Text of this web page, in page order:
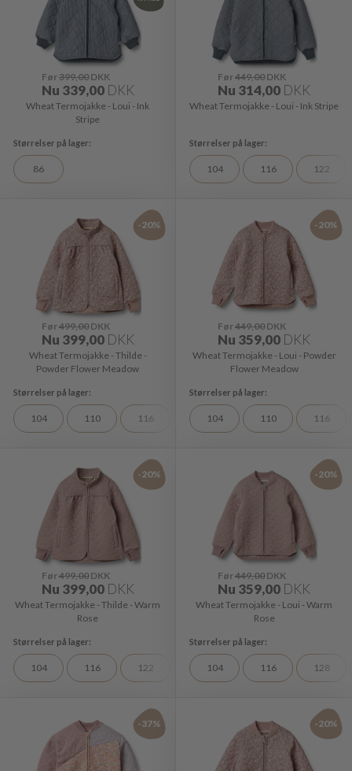
Før399,00DKK
Nu 339,00 DKK
Wheat Termojakke - Loui - Ink
Stripe
86
Før449,00 DKK
Nu 314,00 DKK
Wheat Termojakke - Loui - Ink Stripe
104 116 122
-20%
Før499,00DKK
Nu 399,00 DKK
Wheat Termojakke - Thilde -
Powder Flower Meadow
104 110 116 122 128
-20%
Før449,00 DKK
Nu 359,00 DKK
Wheat Termojakke - Loui - Powder
Flower Meadow
104 110 116
-20%
Før499,00DKK
Nu 399,00 DKK
Wheat Termojakke - Thilde - Warm
Rose
104 116 122
-20%
Før449,00 DKK
Nu 359,00 DKK
Wheat Termojakke - Loui - Warm
Rose
104 116 128
-37% -20%